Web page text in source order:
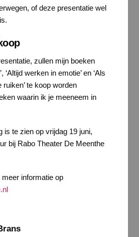
of deze presentatie wel
zullen mijn boeken
‘Altijd werken in emotie’ en ‘Als
ruiken’ te koop worden
waarin ik je meeneem in
is te zien op vrijdag 19 juni,
bij Rabo Theater De Meenthe
informatie op